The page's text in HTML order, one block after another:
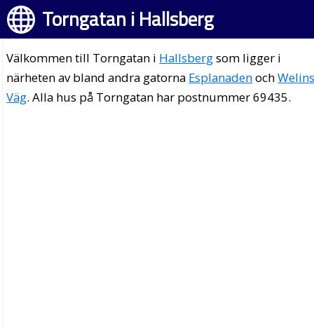
Torngatan i Hallsberg
Välkommen till Torngatan i Hallsbergsom ligger i
närheten av bland andra gatorna Esplanadenoch
Väg. Alla hus på Torngatan har postnummer 69435.